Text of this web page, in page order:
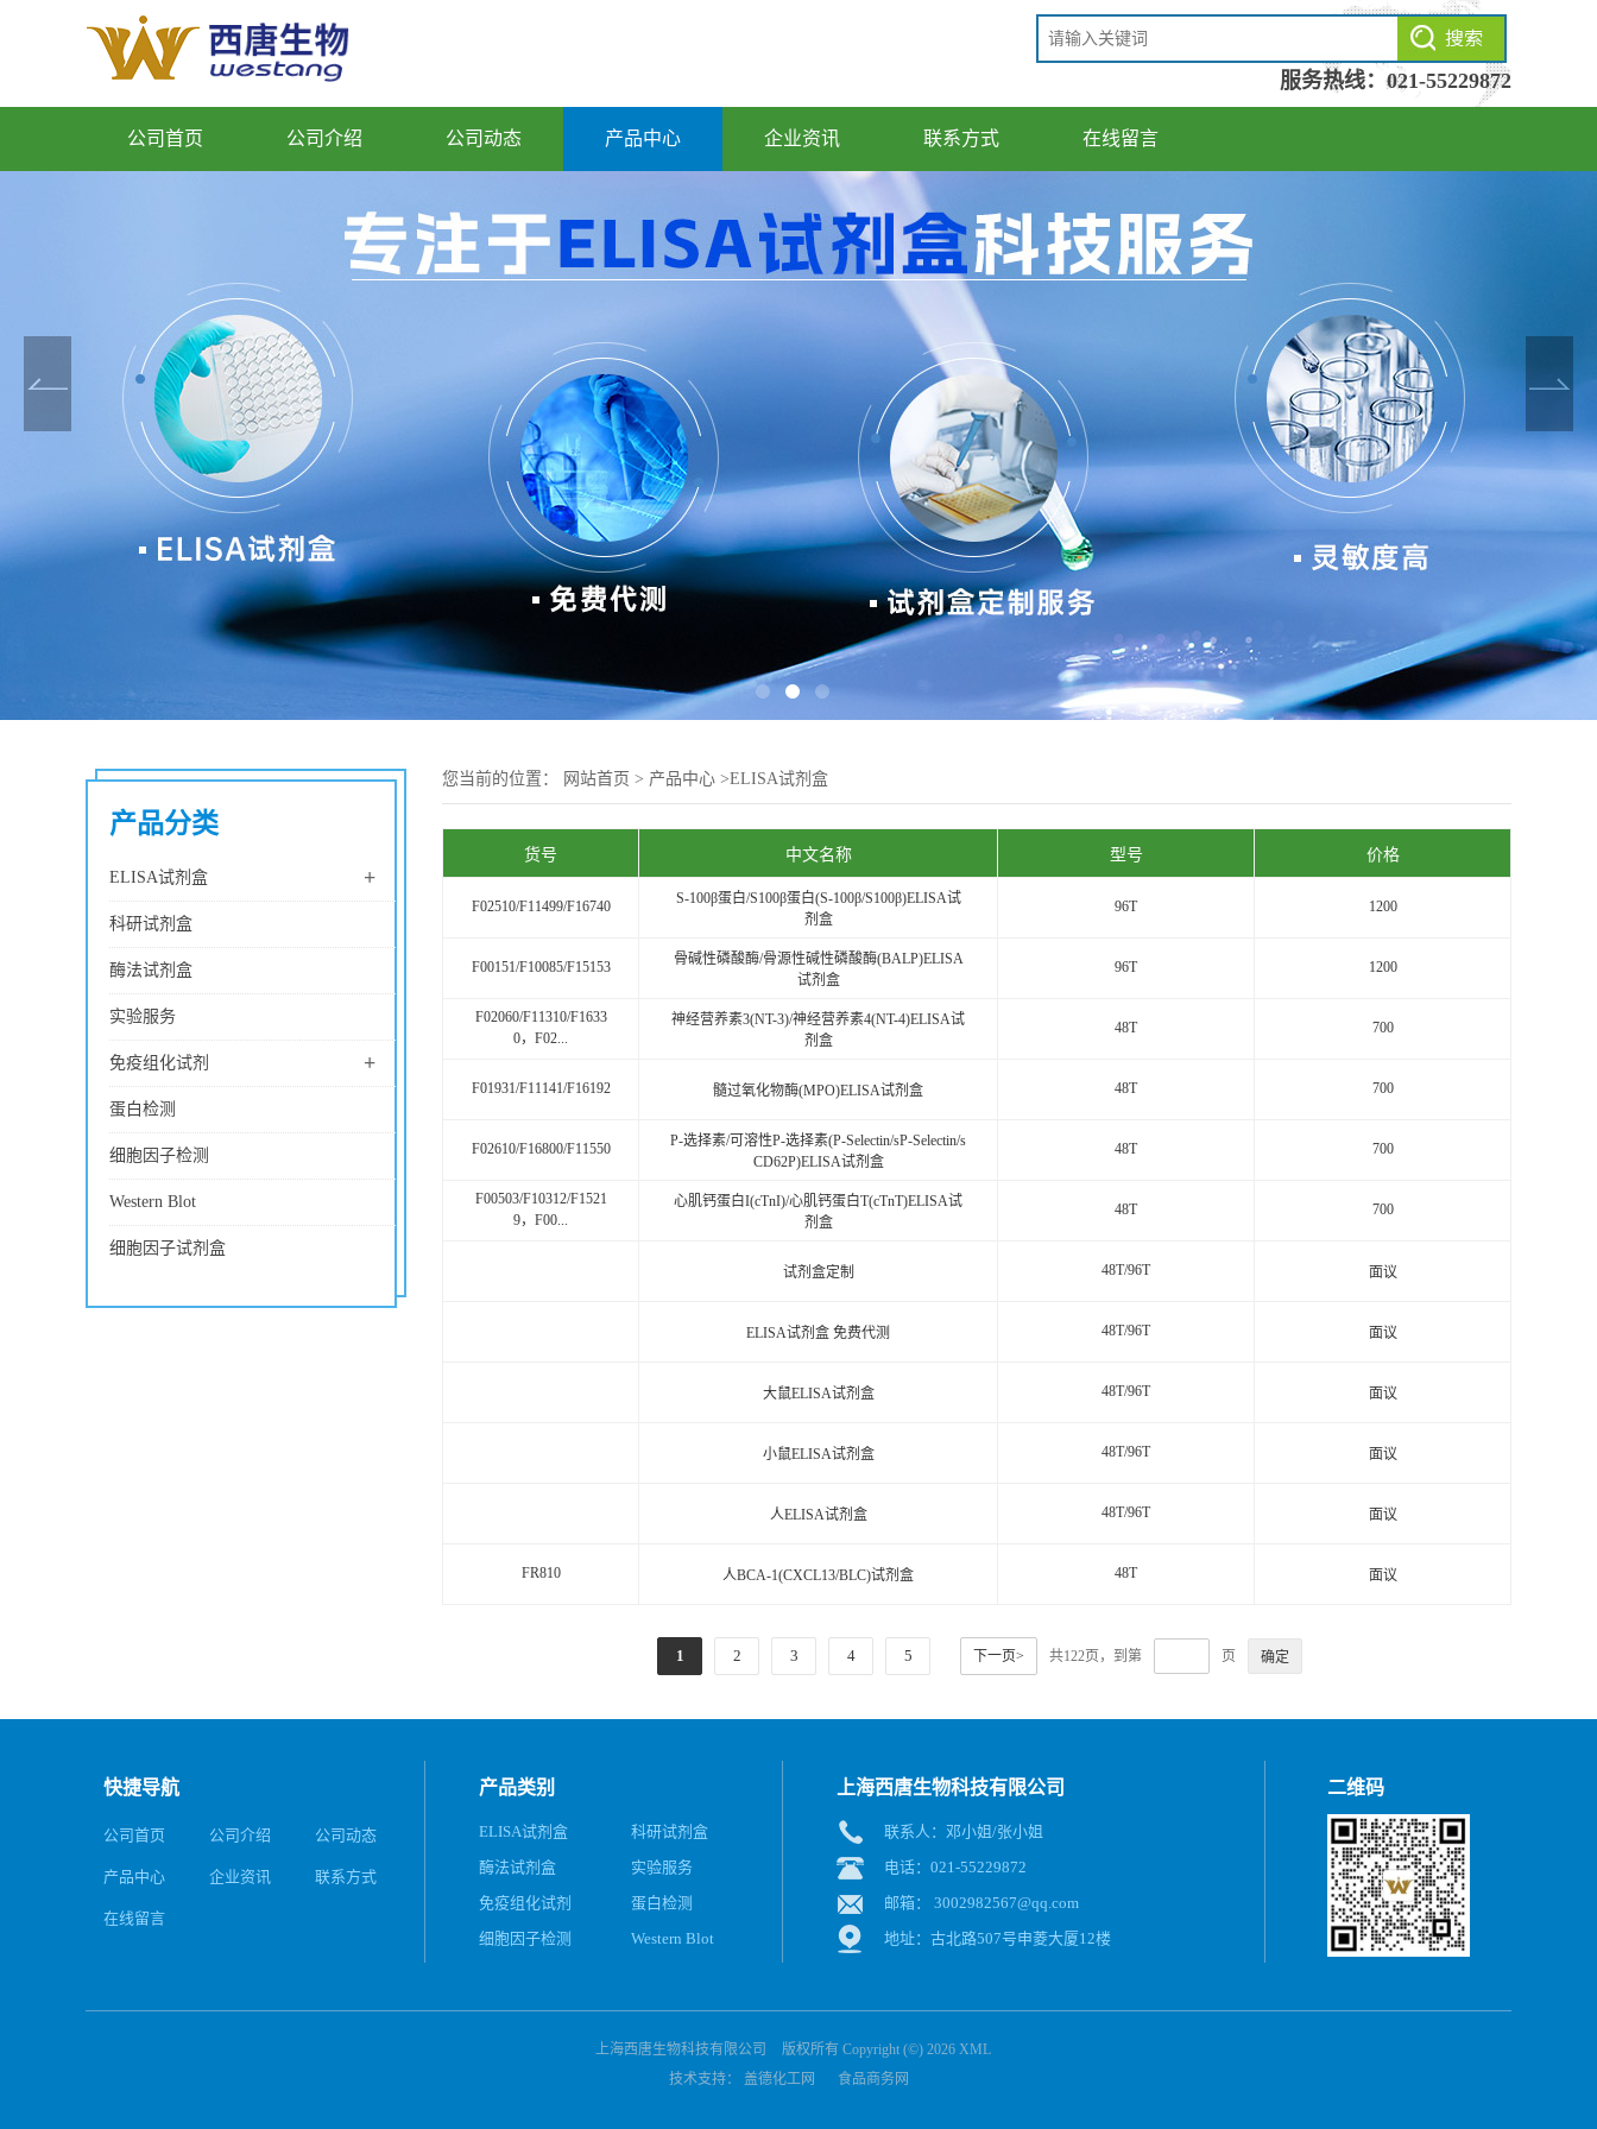
服务热线： 021-55229872
公司首页 公司介绍 公司动态 产品中心 企业资讯 联系方式 在线留言
产品分类
ELISA试剂盒 +
科研试剂盒
酶法试剂盒
实验服务
免疫组化试剂 +
蛋白检测
细胞因子检测
Western Blot
细胞因子试剂盒
您当前的位置： 网站首页 > 产品中心 >ELISA试剂盒
货号 中文名称 型号 价格
F02510/F11499/F16740
S-100β蛋白/S100β蛋白(S-100β/S100β)ELISA试
剂盒
96T 1200
F00151/F10085/F15153
骨碱性磷酸酶/骨源性碱性磷酸酶(BALP)ELISA
试剂盒
96T 1200
F02060/F11310/F1633
0，F02...
神经营养素3(NT-3)/神经营养素4(NT-4)ELISA试
剂盒
48T 700
F01931/F11141/F16192 髓过氧化物酶(MPO)ELISA试剂盒 48T 700
F02610/F16800/F11550
P-选择素/可溶性P-选择素(P-Selectin/sP-Selectin/s
CD62P)ELISA试剂盒
48T 700
F00503/F10312/F1521
9，F00...
心肌钙蛋白I(cTnI)/心肌钙蛋白T(cTnT)ELISA试
剂盒
48T 700
试剂盒定制 48T/96T 面议
ELISA试剂盒 免费代测 48T/96T 面议
大鼠ELISA试剂盒 48T/96T 面议
小鼠ELISA试剂盒 48T/96T 面议
人ELISA试剂盒 48T/96T 面议
FR810 人BCA-1(CXCL13/BLC)试剂盒 48T 面议
1 2 3 4 5 下一页> 共122页，到第 页
快捷导航
公司首页 公司介绍 公司动态
产品中心 企业资讯 联系方式
在线留言
产品类别
ELISA试剂盒
科研试剂盒
酶法试剂盒
实验服务
免疫组化试剂
蛋白检测
细胞因子检测
Western Blot
上海西唐生物科技有限公司
联系人：邓小姐/张小姐
电话：021-55229872
邮箱： 3002982567@qq.com
地址：古北路507号申菱大厦12楼
二维码
上海西唐生物科技有限公司 版权所有 Copyright (©) 2026 XML
技术支持： 盖德化工网 食品商务网